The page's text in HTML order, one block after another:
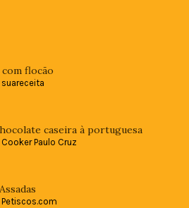
flocão
caseira à portuguesa
Paulo Cruz